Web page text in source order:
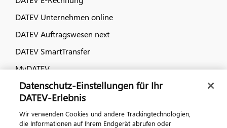
DATEV Unternehmen online
DATEV Auftragswesen next
DATEV SmartTransfer
MyDATEV
Dialog & Medien
Veranstaltungen
Datenschutz-Einstellungen für Ihr
DATEV-Erlebnis
Wir verwenden Cookies und andere Trackingtechnologien,
die Informationen auf Ihrem Endgerät abrufen oder